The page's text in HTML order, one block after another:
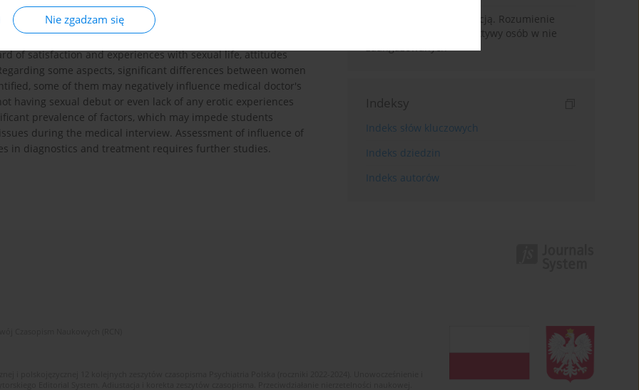
Nie zgadzam się
Life (KSS2), an instrument created to assess sexual
students filled the questionnaire when attending the
Results. Analysis of the collected data revealed a
of satisfaction and experiences with sexual life, attitudes
some aspects, significant differences between women
some of them may negatively influence medical doctor's
having sexual debut or even lack of any erotic experiences
prevalence of factors, which may impede students
during the medical interview. Assessment of influence of
in diagnostics and treatment requires further studies.
Między rolą a identyfikacją. Rozumienie
praktyk BDSM z perspektywy osób w nie
zaangażowanych
Indeksy
Indeks słów kluczowych
Indeks dziedzin
Indeks autorów